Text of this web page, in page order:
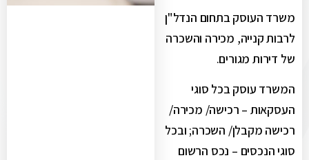
משרד העוסק בתחום הנדל"ן
לרבות קנייה, מכירה והשכרה
של דירות מגורים.
המשרד עוסק בכל סוגי
העסקאות – רכישה/ מכירה/
רכישה מקבלן/ השכרה; ובכל
סוגי הנכסים – נכס הרשום